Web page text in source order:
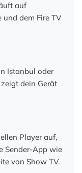
auf
dem Fire TV
Istanbul oder
dein Gerät
Player auf,
Sender-App wie
von Show TV.